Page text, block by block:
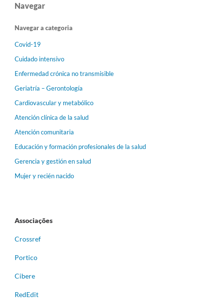
Navegar
Navegar a categoria
Covid-19
Cuidado intensivo
Enfermedad crónica no transmisible
Geriatría – Gerontología
Cardiovascular y metabólico
Atención clínica de la salud
Atención comunitaria
Educación y formación profesionales de la salud
Gerencia y gestión en salud
Mujer y recién nacido
Associações
Crossref
Portico
Cibere
RedEdit